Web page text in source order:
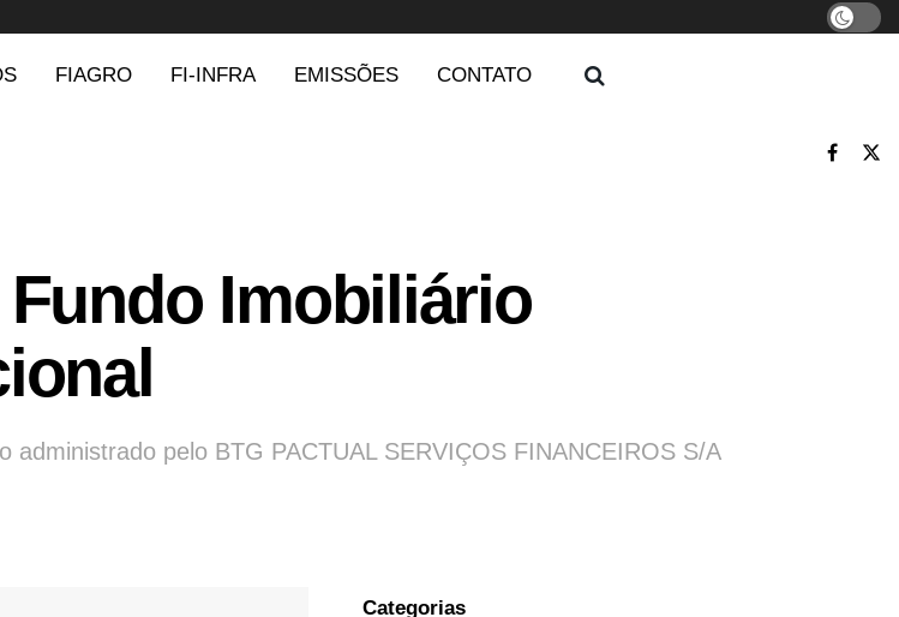
FIAGRO FI-INFRA EMISSÕES CONTATO
Fundo Imobiliário
pelo BTG PACTUAL SERVIÇOS FINANCEIROS S/A
Categorias